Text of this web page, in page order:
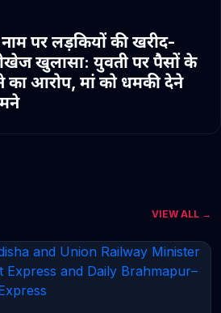
नाम पर लड़कियों की खरीद-
खुलासा: युवती पर पैसों के
का आरोप, मां को धमकी देने
VIEW ALL →